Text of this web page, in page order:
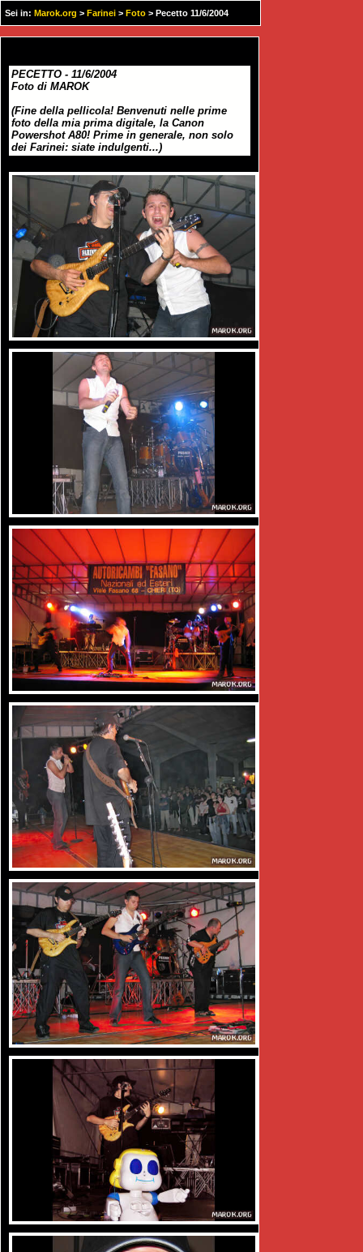
Sei in: Marok.org > Farinei > Foto > Pecetto 11/6/2004
PECETTO - 11/6/2004
Foto di MAROK
(Fine della pellicola! Benvenuti nelle prime
foto della mia prima digitale, la Canon
Powershot A80! Prime in generale, non solo
dei Farinei: siate indulgenti...)